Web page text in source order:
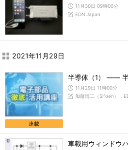
11月30日 09時00分
EDN Japan
2021年11月29日
連載
半導体（1） ――
11月29日 11時00分
加藤博二（Sifoen），
車載用ウィンドウ